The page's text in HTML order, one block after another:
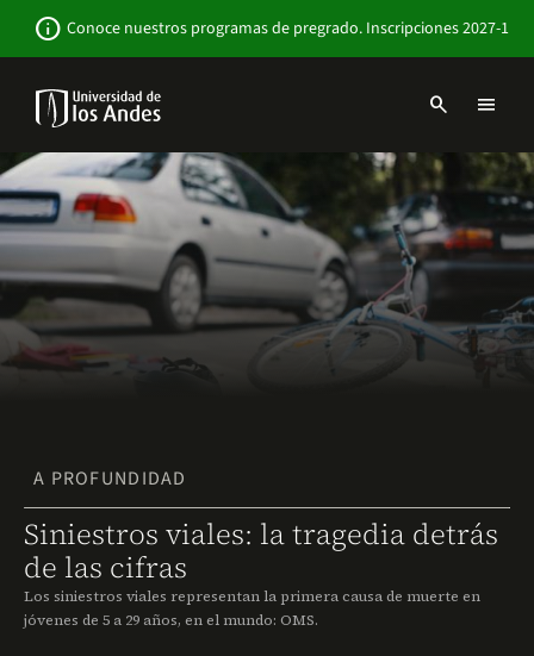
contenido
info Conoce nuestros programas de pregrado. Inscripciones 2027-1
Navbar
-
Sitio
Institucional
search menu
A PROFUNDIDAD
Siniestros viales: la tragedia detrás
de las cifras
Los siniestros viales representan la primera causa de muerte en
jóvenes de 5 a 29 años, en el mundo: OMS.